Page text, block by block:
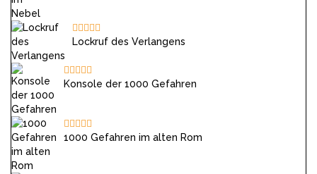
Lockruf des Verlangens
Konsole der 1000 Gefahren
1000 Gefahren im alten Rom